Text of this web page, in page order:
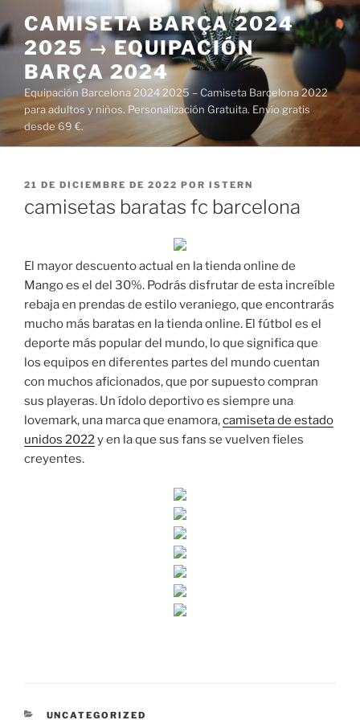
al
contenido
CAMISETA BARÇA 2024
2025 → EQUIPACIÓN
BARÇA 2024
Equipación Barcelona 2024 2025 – Camiseta Barcelona 2022
para adultos y niños. Personalización Gratuita. Envío gratis
desde 69 €.
PUBLICADO
21 DE DICIEMBRE DE 2022 POR ISTERN
camisetas baratas fc barcelona
El mayor descuento actual en la tienda online de
Mango es el del 30%. Podrás disfrutar de esta increíble
rebaja en prendas de estilo veraniego, que encontrarás
mucho más baratas en la tienda online. El fútbol es el
deporte más popular del mundo, lo que significa que
los equipos en diferentes partes del mundo cuentan
con muchos aficionados, que por supuesto compran
sus playeras. Un ídolo deportivo es siempre una
lovemark, una marca que enamora,camiseta de estado
unidos 2022y en la que sus fans se vuelven fieles
creyentes.
CATEGORÍAS
UNCATEGORIZED